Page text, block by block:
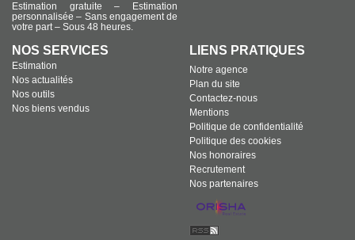
Estimation gratuite – Estimation
personnalisée – Sans engagement de
votre part – Sous 48 heures.
NOS SERVICES
Estimation
Nos actualités
Nos outils
Nos biens vendus
LIENS PRATIQUES
Notre agence
Plan du site
Contactez-nous
Mentions
Politique de confidentialité
Politique des cookies
Nos honoraires
Recrutement
Nos partenaires